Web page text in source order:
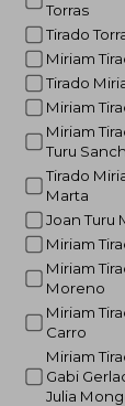
Torras
Tirado
Miriam
Tirado
Miriam
Miriam Tirado Torras Joan
Turu
Tirado Miriam / Moreno
Marta
Joan Turu
Miriam
Miriam Tirado / Marta
Moreno
Miriam Tirado Cristina Riera
Carro
Miriam Tirado Dk Verlag Kids
Gabi
Julia